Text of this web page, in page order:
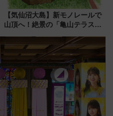
【気仙沼大島】新モノレールで
山頂へ！絶景の「亀山テラス
暇村のお得な日帰りプランも登